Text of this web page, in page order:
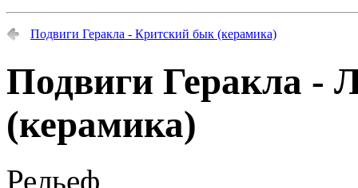
Подвиги Геракла - Критский бык (керамика)
Подвиги Геракла -
(керамика)
Рельеф